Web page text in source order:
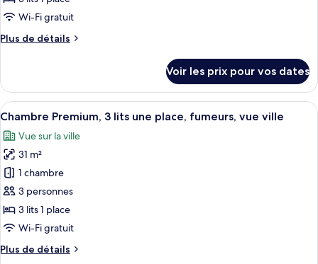
vue
ville
de
chambre :
Chambre
lits
une
place,
vue
ville
Wi-Fi gratuit
Plus de détails
Plus
le
type
de
Chambre
Premium,
lits
une
place,
vue
ville
Voir les prix pour vos dates
Afficher
toutes
les
photos
pour
ce
type
de
chambre :
Chambre
Une zone urbaine densément
12
Chambre Premium, 3 lits une place, fumeurs, vue ville
Vue sur la ville
31 m²
1 chambre
3 personnes
3 lits 1 place
Wi-Fi gratuit
Plus de détails
Plus